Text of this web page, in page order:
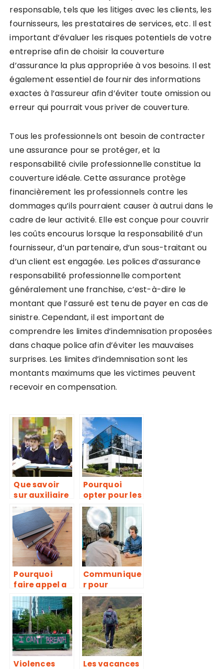
responsable, tels que les litiges avec les clients, les
fournisseurs, les prestataires de services, etc. Il est
important d’évaluer les risques potentiels de votre
entreprise afin de choisir la couverture
d’assurance la plus appropriée à vos besoins. Il est
également essentiel de fournir des informations
exactes à l’assureur afin d’éviter toute omission ou
erreur qui pourrait vous priver de couverture.
Tous les professionnels ont besoin de contracter
une assurance pour se protéger, et la
responsabilité civile professionnelle constitue la
couverture idéale. Cette assurance protège
financièrement les professionnels contre les
dommages qu’ils pourraient causer à autrui dans le
cadre de leur activité. Elle est conçue pour couvrir
les coûts encourus lorsque la responsabilité d’un
fournisseur, d’un partenaire, d’un sous-traitant ou
d’un client est engagée. Les polices d’assurance
responsabilité professionnelle comportent
généralement une franchise, c’est-à-dire le
montant que l’assuré est tenu de payer en cas de
sinistre. Cependant, il est important de
comprendre les limites d’indemnisation proposées
dans chaque police afin d’éviter les mauvaises
surprises. Les limites d’indemnisation sont les
montants maximums que les victimes peuvent
recevoir en compensation.
Que savoir
sur auxiliaire
de vie
scolaire
(AVS) ?
Pourquoi
opter pour les
services
d’une
entreprise de
marquage de
sol ?
Pourquoi
faire appel a
un avocat en
droits de
societes ?
Communique
r pour
booster les
activités de
votre
entreprise
Violences
Les vacances